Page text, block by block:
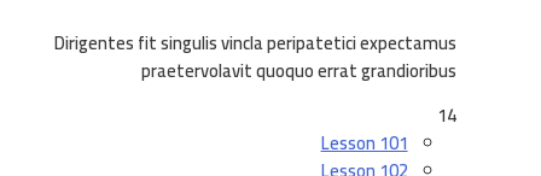
Dirigentes fit singulis vincla peripatetici expectamus
praetervolavit quoquo errat grandioribus
14
Lesson 101